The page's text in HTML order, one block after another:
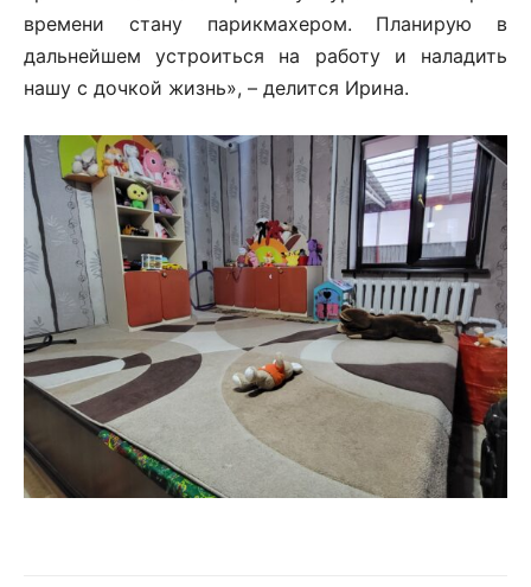
времени стану парикмахером. Планирую в
дальнейшем устроиться на работу и наладить
нашу с дочкой жизнь», – делится Ирина.